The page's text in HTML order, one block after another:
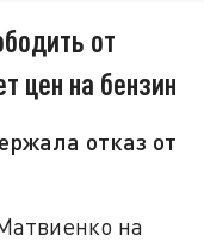
от
цен на бензин
отказ от
на